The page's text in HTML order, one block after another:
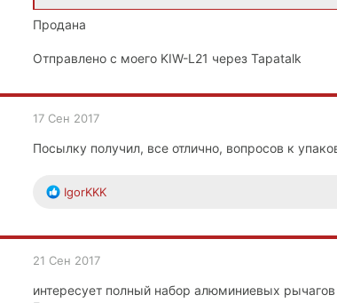
Продана
Отправлено с моего KIW-L21 через Tapatalk
17 Сен 2017
Посылку получил, все отлично, вопросов к
Р
к
и
IgorKKK
21 Сен 2017
интересует полный набор алюминиевых